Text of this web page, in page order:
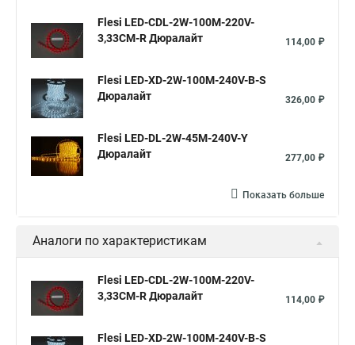
Flesi LED-СDL-2W-100M-220V-
3,33СМ-R Дюралайт
114,00 ₽
Flesi LED-XD-2W-100M-240V-B-S
Дюралайт
326,00 ₽
Flesi LED-DL-2W-45M-240V-Y
Дюралайт
277,00 ₽
Показать больше
Аналоги по характеристикам
Flesi LED-СDL-2W-100M-220V-
3,33СМ-R Дюралайт
114,00 ₽
Flesi LED-XD-2W-100M-240V-B-S